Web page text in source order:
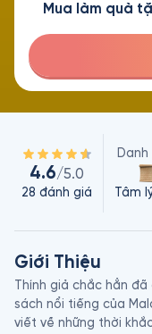
Mua làm quà
4.6/5.0
28 đánh giá Tâm
Giới Thiệu
Thính giả chắc hẳn
sách nổi tiếng của
viết về những thời